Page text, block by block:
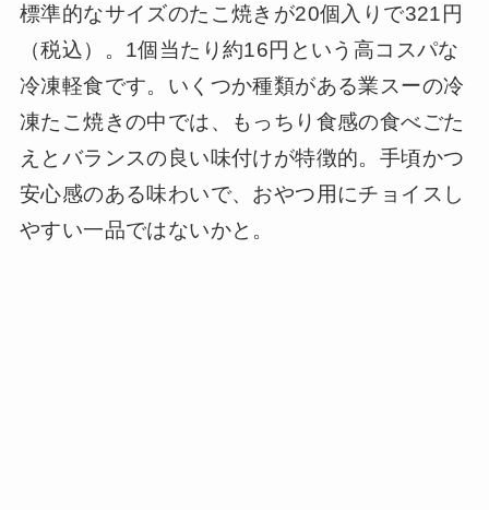
標準的なサイズのたこ焼きが20個入りで321円
（税込）。1個当たり約16円という高コスパな
冷凍軽食です。いくつか種類がある業スーの冷
凍たこ焼きの中では、もっちり食感の食べごた
えとバランスの良い味付けが特徴的。手頃かつ
安心感のある味わいで、おやつ用にチョイスし
やすい一品ではないかと。